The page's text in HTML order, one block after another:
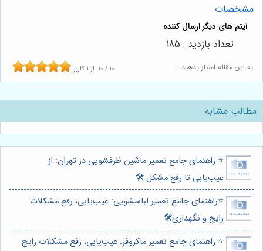
مشخصات
به این مقاله امتیاز بدهید : 10 / 10 از 1 کاربر
تعداد بازدید : 185
مطالب مشابه
⭐️ راهنمای جامع تعمیر ماشین ظرفشویی در تهران: از
عیب‌یابی تا رفع مشکل 🛠️
⭐️راهنمای جامع تعمیر لباسشویی: عیب‌یابی، رفع مشکلات
رایج و نگهداری🛠️
⭐️ راهنمای جامع تعمیر ماکروفر: عیب‌یابی، رفع مشکلات رایج